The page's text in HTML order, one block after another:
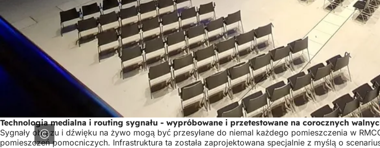
Technologia medialna i routing sygnału - wypróbowane i przetestowane na corocznych
Sygnały obrazu i dźwięku na żywo mogą być przesyłane do niemal każdego pomieszczenia w
pomieszczeń pomocniczych. Infrastruktura ta została zaprojektowana specjalnie z myślą o